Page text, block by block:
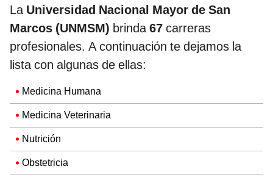
La Universidad Nacional Mayor de San
Marcos (UNMSM) brinda67 carreras
profesionales. A continuación te dejamos la
lista con algunas de ellas:
Medicina Humana
Medicina Veterinaria
Nutrición
Obstetricia